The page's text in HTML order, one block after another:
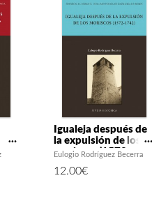
Igualeja después de
la expulsión de los
moriscos (1572-
Eulogio Rodríguez Becerra
12.00€